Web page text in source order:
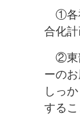
①各
合化計
②東
ーの
しっか
するこ